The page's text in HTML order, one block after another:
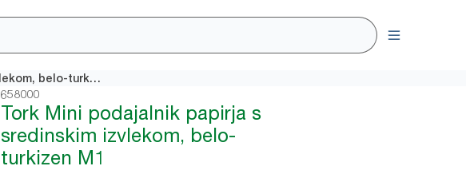
Tork Mini podajalnik papirja s sredinskim izvlekom, belo-turkizen M1
658000
Tork Mini podajalnik papirja s
sredinskim izvlekom, belo-
turkizen M1